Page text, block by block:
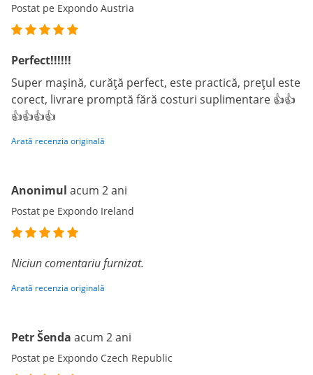
Postat pe Expondo Austria
Perfect!!!!!!
Super mașină, curăță perfect, este practică, prețul este
corect, livrare promptă fără costuri suplimentare 👍👍
👍👍👍👍
Arată recenzia originală
Anonimul acum 2 ani
Postat pe Expondo Ireland
Niciun comentariu furnizat.
Arată recenzia originală
Petr Šenda acum 2 ani
Postat pe Expondo Czech Republic